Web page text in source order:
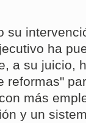
su
ha
a su juicio,
reformas"
más
y un